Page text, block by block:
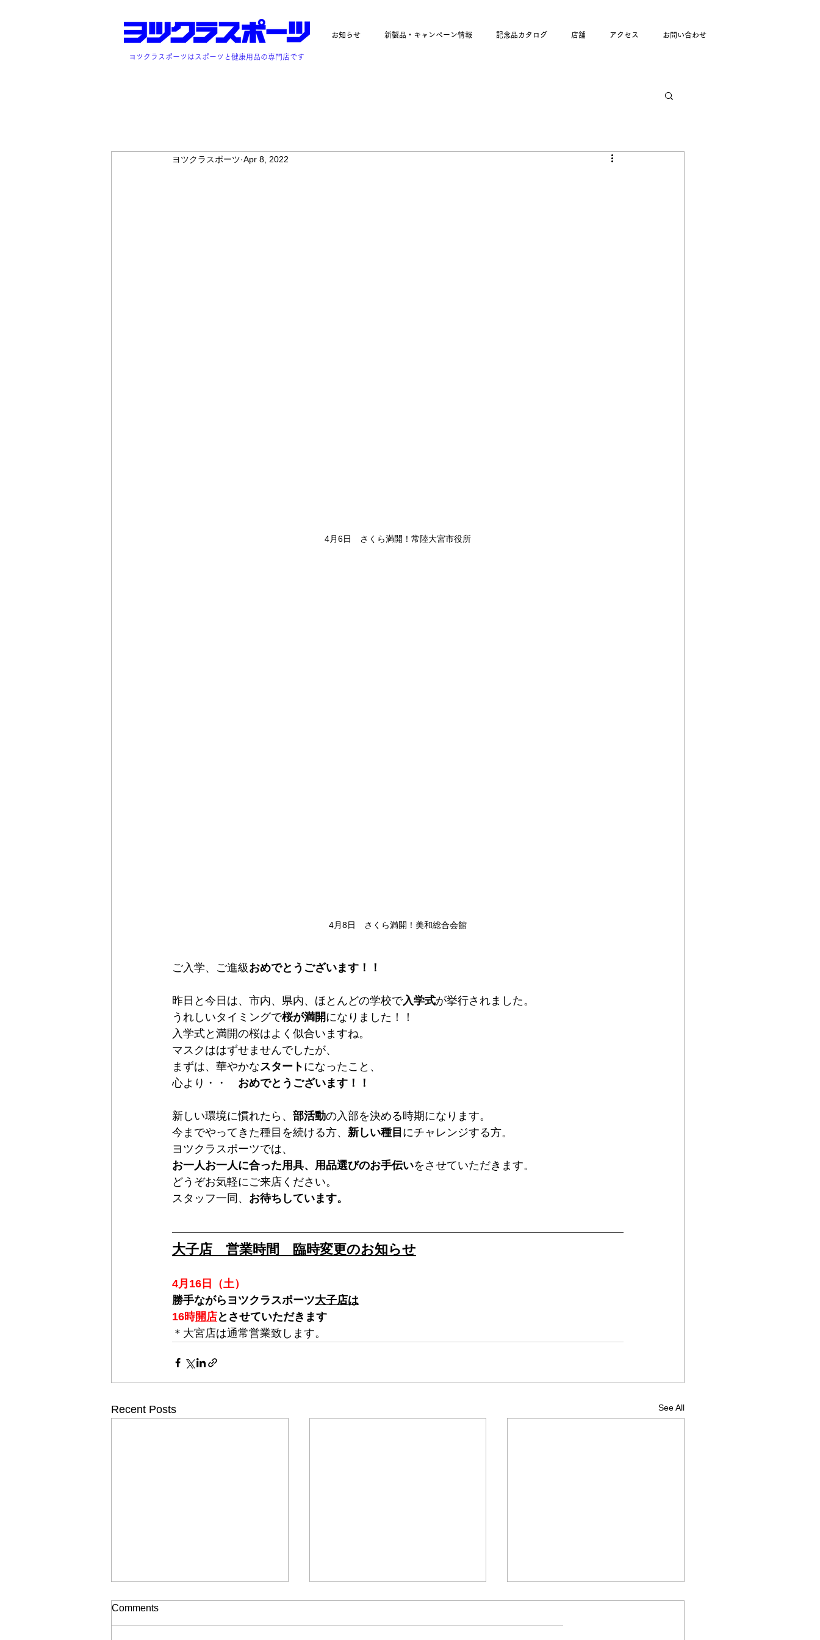
ヨツクラスポーツはスポーツと健康用品の専門店です
お知らせ 新製品・キャンペーン情報 記念品カタログ 店舗 アクセス お問い合わせ
ヨツクラスポーツ Apr 8, 2022
4月6日　さくら満開！常陸大宮市役所
4月8日　さくら満開！美和総合会館
ご入学、ご進級おめでとうございます！！
昨日と今日は、市内、県内、ほとんどの学校で入学式が挙行されました。
うれしいタイミングで桜が満開になりました！！
入学式と満開の桜はよく似合いますね。
マスクははずせませんでしたが、
まずは、華やかなスタート になったこと、
心より・・ おめでとうございます！！
新しい環境に慣れたら、 部活動の入部を決める時期になります。
今までやってきた種目を続ける方、 新しい種目 にチャレンジする方。
ヨツクラスポーツでは、
お一人お一人に合った用具、用品選びのお手伝いをさせていただきます。
どうぞお気軽にご来店ください。
スタッフ一同、 お待ちしています。
大子店　営業時間　臨時変更のお知らせ
4月16日（土）
勝手ながらヨツクラスポーツ大子店は
16時開店とさせていただきます
＊大宮店は通常営業致します。
Recent Posts See All
Comments